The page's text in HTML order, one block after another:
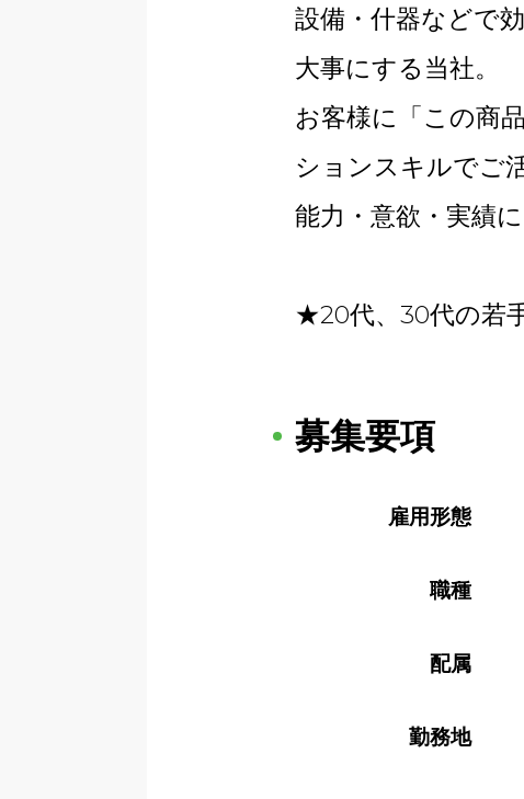
設備・什器などで
大事にする当社。
お客様に「この商
ションスキルでご
能力・意欲・実績
★20代、30代の若
募集要項
雇用形態
職種
配属
勤務地